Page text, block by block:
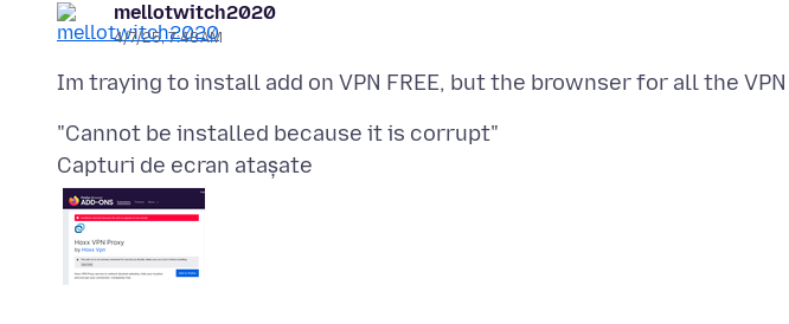
mellotwitch2020
4/7/25, 7:48 AM
Capturi de ecran atașate